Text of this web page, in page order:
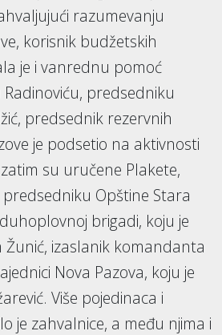
razumevanju
korisnik budžetskih
je i vanrednu pomoć
predsedniku
predsednik rezervnih
je podsetio na aktivnosti
su uručene Plakete,
Opštine Stara
brigadi, koju je
izaslanik komandanta
Nova Pazova, koju je
Više pojedinaca i
je zahvalnice, a među njima i